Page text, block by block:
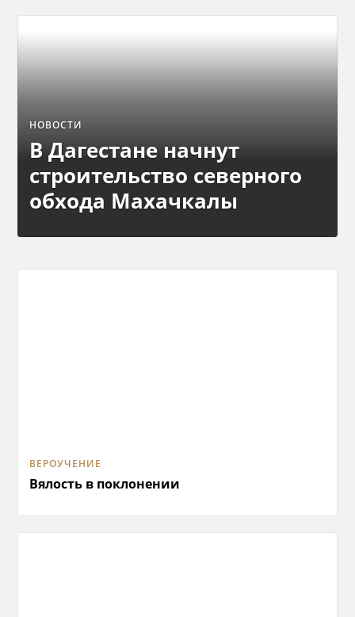
НОВОСТИ
В Дагестане начнут
строительство северного
обхода Махачкалы
ВЕРОУЧЕНИЕ
Вялость в поклонении